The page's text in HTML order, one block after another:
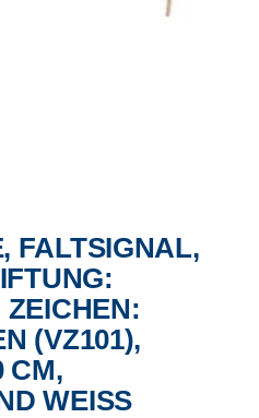
FALTSIGNAL,
(VZ101),
CM,
WEISS